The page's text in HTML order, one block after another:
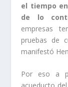
el tiempo
de lo
empresas
pruebas de
manifestó
Por eso a